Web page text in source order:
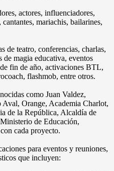
actores, influenciadores,
mariachis, bailarines,
de teatro, conferencias, charlas,
de magia educativa, eventos
fin de año, activaciones BTL,
flashmob, entre otros.
como Juan Valdez,
Orange, Academia Charlot,
de la República, Alcaldía de
de Educación,
cada proyecto.
para eventos y reuniones,
que incluyen: